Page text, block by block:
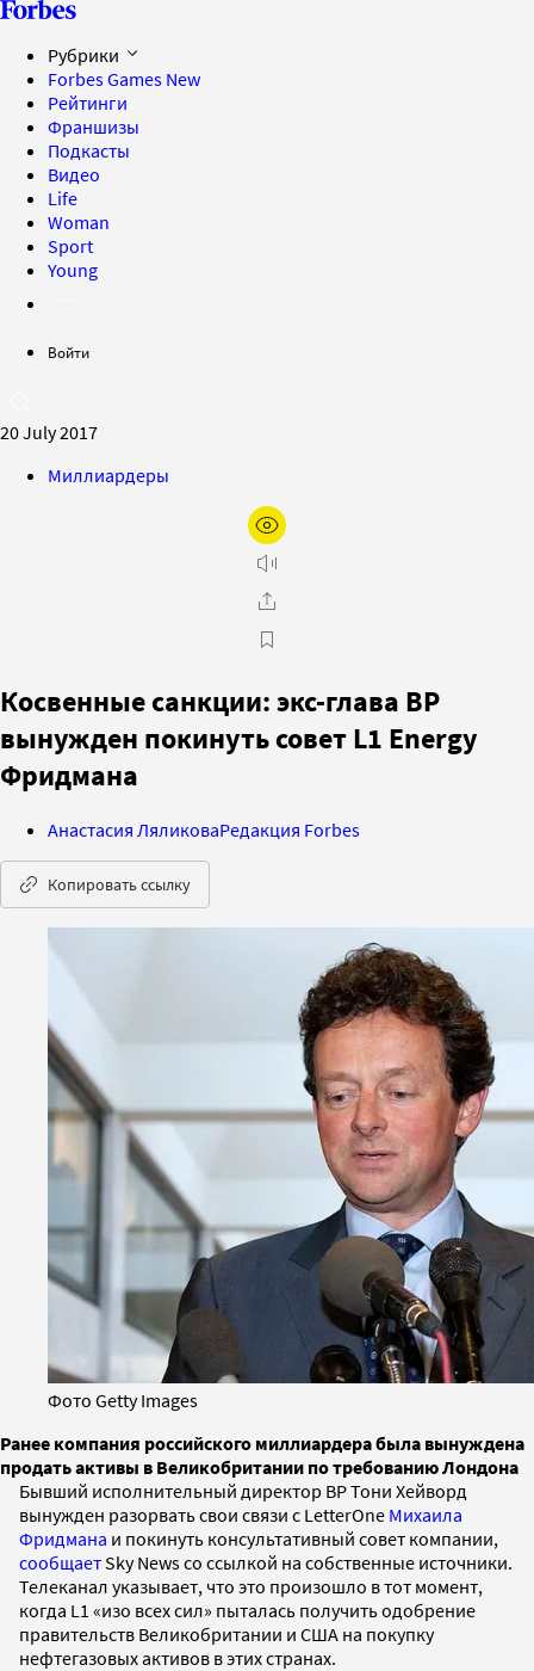
Рубрики
Forbes Games New
Рейтинги
Франшизы
Подкасты
Видео
Life
Woman
Sport
Young
Войти
20 July 2017
Миллиардеры
Косвенные санкции: экс-глава BP
вынужден покинуть совет L1 Energy
Фридмана
Анастасия ЛяликоваРедакция Forbes
Копировать ссылку
Фото Getty Images
Ранее компания российского миллиардера была вынуждена
продать активы в Великобритании по требованию Лондона
Бывший исполнительный директор BP Тони Хейворд
вынужден разорвать свои связи с LetterOne Михаила
Фридмана и покинуть консультативный совет компании,
сообщаетSky News со ссылкой на собственные источники.
Телеканал указывает, что это произошло в тот момент,
когда L1 «изо всех сил» пыталась получить одобрение
правительств Великобритании и США на покупку
нефтегазовых активов в этих странах.